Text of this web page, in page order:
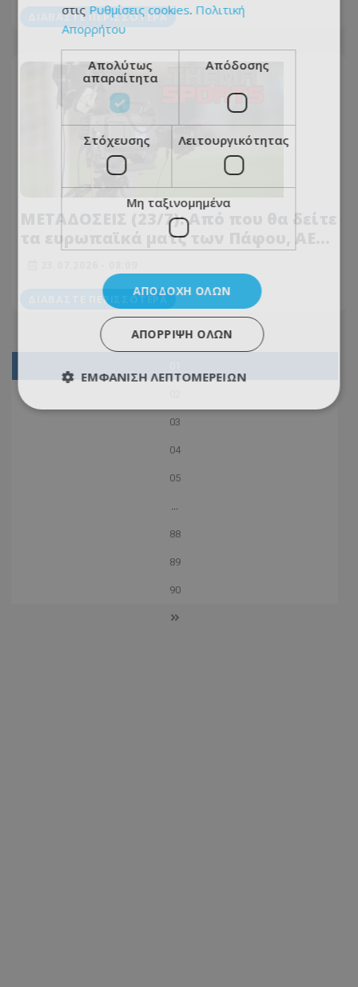
ΔΙΑΒΆΣΤΕ ΠΕΡΙΣΣΌΤΕΡΑ
ΜΕΤΑΔΟΣΕΙΣ (23/7): Από που θα δείτε
τα ευρωπαϊκά ματς των Πάφου, ΑΕΚ
και Απόλλωνα!
ΔΙΑΒΆΣΤΕ ΠΕΡΙΣΣΌΤΕΡΑ
03
04
05
...
88
89
90
στις Ρυθμίσεις cookies. Πολιτική
Απορρήτου
Απολύτως
απαραίτητα
Απόδοσης
Στόχευσης Λειτουργικότητας
Μη ταξινομημένα
ΑΠΟΔΟΧΉ ΌΛΩΝ
ΑΠΌΡΡΙΨΗ ΌΛΩΝ
ΕΜΦΆΝΙΣΗ ΛΕΠΤΟΜΕΡΕΙΏΝ